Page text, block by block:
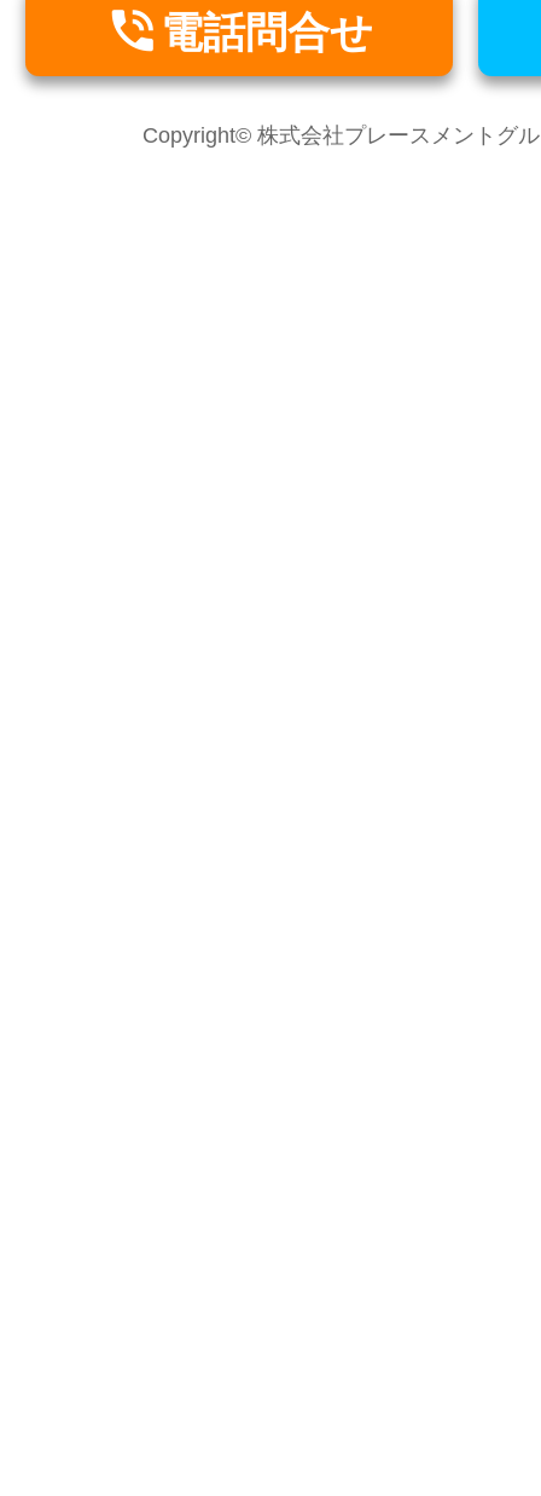
 電話問合せ
Copyright© 株式会社プレースメントグ